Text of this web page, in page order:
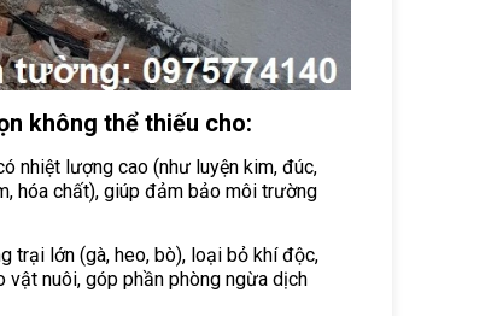
không thể thiếu cho:
nhiệt lượng cao (như luyện kim, đúc,
hóa chất), giúp đảm bảo môi trường
trại lớn (gà, heo, bò), loại bỏ khí độc,
nuôi, góp phần phòng ngừa dịch